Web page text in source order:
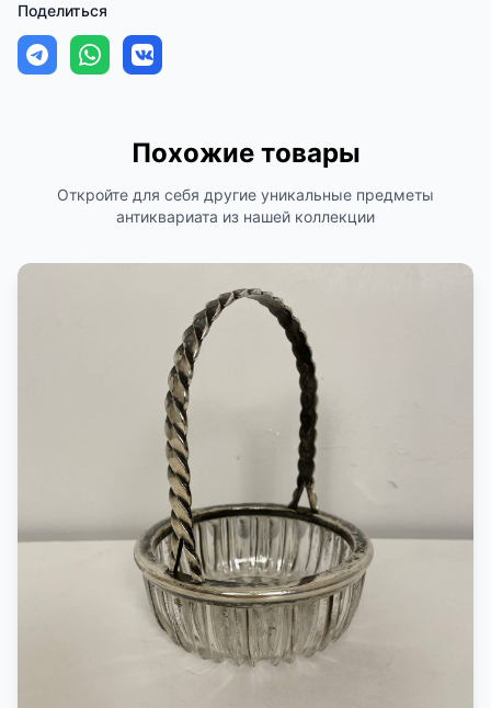
Поделиться
Похожие товары
Откройте для себя другие уникальные предметы
антиквариата из нашей коллекции